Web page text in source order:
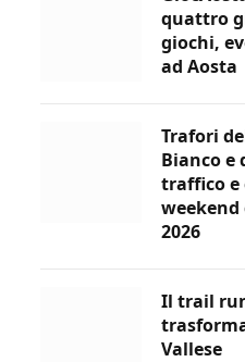
quattro
giochi,
ad Aosta
Trafori
Bianco e
traffico e
weekend
2026
Il trail
Vallese